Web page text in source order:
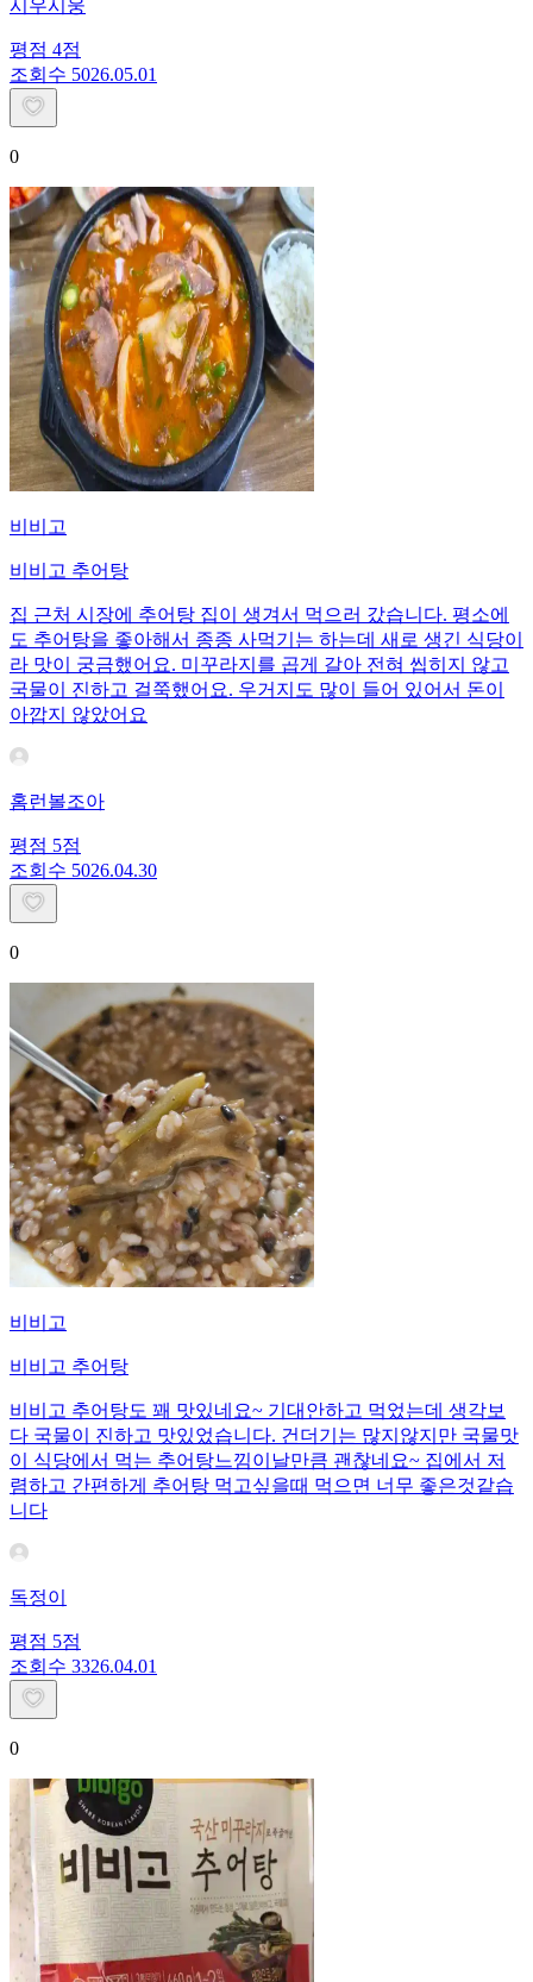
시우시웅
평점 4점
조회수 5026.05.01
0
비비고
비비고 추어탕
집 근처 시장에 추어탕 집이 생겨서 먹으러 갔습니다. 평소에
도 추어탕을 좋아해서 종종 사먹기는 하는데 새로 생긴 식당이
라 맛이 궁금했어요. 미꾸라지를 곱게 갈아 전혀 씹히지 않고
국물이 진하고 걸쭉했어요. 우거지도 많이 들어 있어서 돈이
아깝지 않았어요
홈런볼조아
평점 5점
조회수 5026.04.30
0
비비고
비비고 추어탕
비비고 추어탕도 꽤 맛있네요~ 기대안하고 먹었는데 생각보
다 국물이 진하고 맛있었습니다. 건더기는 많지않지만 국물맛
이 식당에서 먹는 추어탕느낌이날만큼 괜찮네요~ 집에서 저
렴하고 간편하게 추어탕 먹고싶을때 먹으면 너무 좋은것같습
니다
독정이
평점 5점
조회수 3326.04.01
0